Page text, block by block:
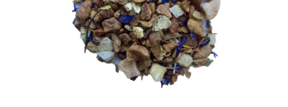
Doporučujeme